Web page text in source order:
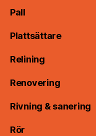
Pall
Plattsättare
Relining
Renovering
Rivning & sanering
Rör